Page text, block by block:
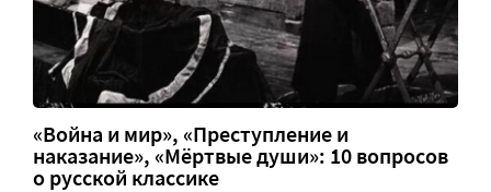
«Война и мир», «Преступление и
наказание», «Мёртвые души»: 10 вопросов
о русской классике